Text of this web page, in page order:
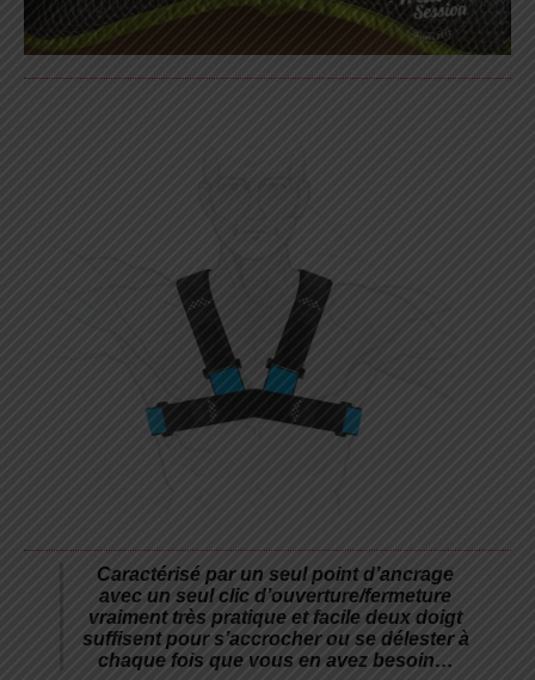
Caractérisé par un seul point d’ancrage
avec un seul clic d’ouverture/fermeture
vraiment très pratique et facile deux doigt
suffisent pour s’accrocher ou se délester à
chaque fois que vous en avez besoin…